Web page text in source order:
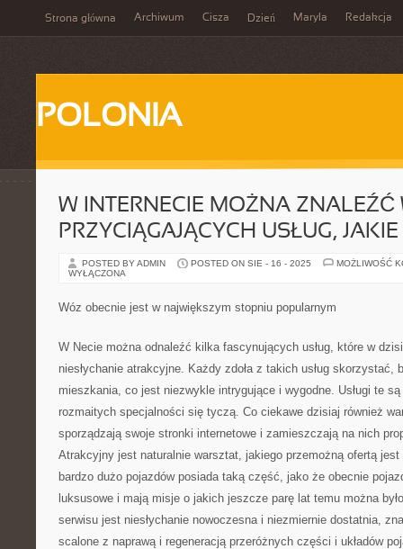
Strona główna Archiwum Cisza Dzień Maryla Redakcja
POLONIA
W INTERNECIE MOŻNA ZNALEŹĆ
PRZYCIĄGAJĄCYCH USŁUG,
POSTED BY ADMIN POSTED ON SIE - 16 - 2025
MOŻLIWOŚĆ
WYŁĄCZONA
Wóz obecnie jest w największym stopniu popularnym
W Necie można odnaleźć kilka fascynujących usług, które w
niesłychanie atrakcyjne. Każdy zdoła z takich usług skorzystać,
mieszkania, co jest niezwykle intrygujące i wygodne. Usługi te są
rozmaitych specjalności się tyczą. Co ciekawe dzisiaj również
sporządzają swoje stronki internetowe i zamieszczają na nich
Atrakcyjny jest naturalnie warsztat, jakiego przemożną ofertą jest
bardzo dużo pojazdów posiada taką część, jako że obecnie
luksusowe i mają misje o jakich jeszcze parę lat temu można
serwisu jest niesłychanie nowoczesna i niezmiernie dostatnia,
scalone z naprawą i regeneracją przeróżnych części i układów